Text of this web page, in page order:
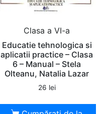
Clasa a VI-a
Educatie tehnologica si
aplicatii practice – Clasa
6 – Manual – Stela
Olteanu, Natalia Lazar
26 lei